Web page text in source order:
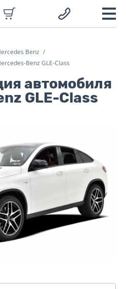
Benz
Benz GLE-Class
автомобиля
GLE-Class